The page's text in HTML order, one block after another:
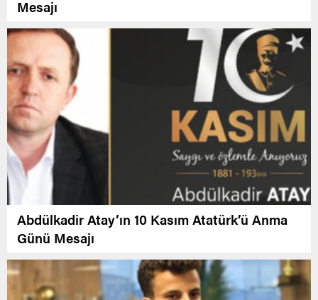
Mesajı
Abdülkadir Atay’ın 10 Kasım Atatürk’ü Anma
Günü Mesajı